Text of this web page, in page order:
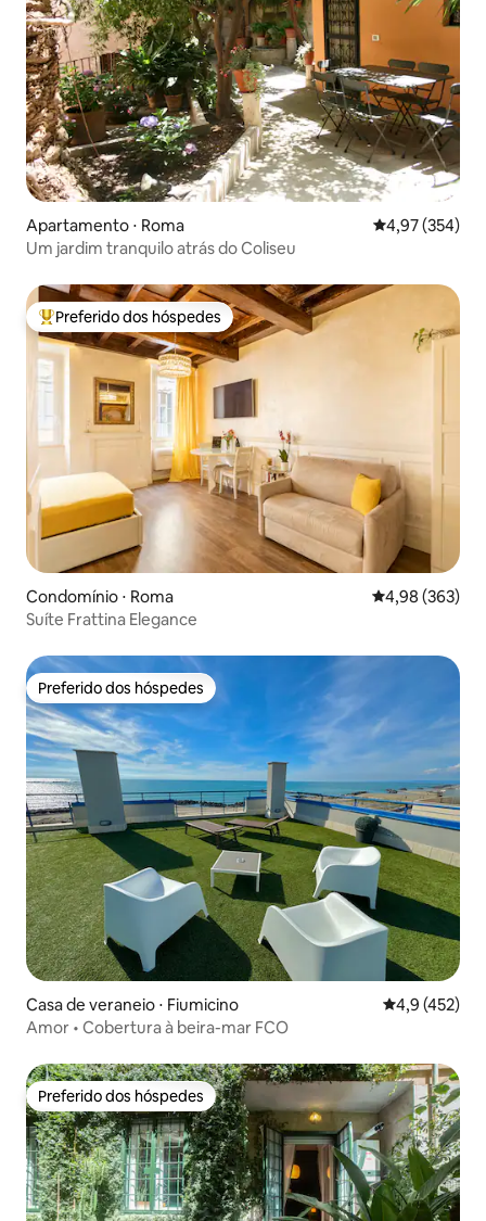
Apartamento ⋅ Roma 4,97 de uma
4,97 (354)
Um jardim tranquilo atrás do Coliseu
Entre os melhores preferidos dos hóspedes
Preferido dos hóspedes
Condomínio ⋅ Roma 4,98 de uma
4,98 (363)
Suíte Frattina Elegance
Preferido dos hóspedes
Preferido dos hóspedes
Casa de veraneio ⋅ Fiumicino 4,9 de uma
4,9 (452)
Amor • Cobertura à beira-mar FCO
Preferido dos hóspedes
Preferido dos hóspedes